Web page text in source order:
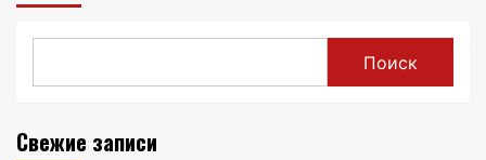
Поиск
Свежие записи